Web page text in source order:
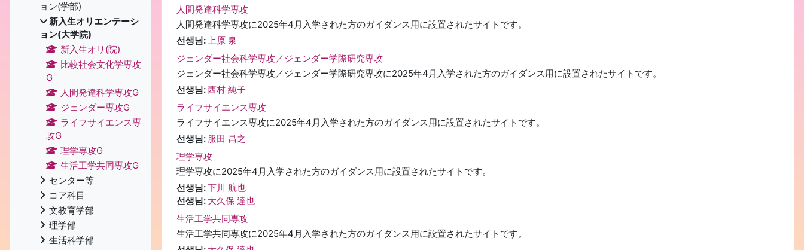
人間発達科学専攻
人間発達科学専攻に2025年4月入学された方のガイダンス用に設置されたサイトです。
선생님: 上原 泉
ジェンダー社会科学専攻／ジェンダー学際研究専攻
ジェンダー社会科学専攻／ジェンダー学際研究専攻に2025年4月入学された方のガイダンス用に設置されたサイトです。
선생님:西村 純子
ライフサイエンス専攻
ライフサイエンス専攻に2025年4月入学された方のガイダンス用に設置されたサイトです。
선생님: 服田 昌之
理学専攻
理学専攻に2025年4月入学された方のガイダンス用に設置されたサイトです。
선생님:下川 航也
선생님: 大久保 達也
生活工学共同専攻
生活工学共同専攻に2025年4月入学された方のガイダンス用に設置されたサイトです。
ョン(学部)
新入生オリエンテーシ
ョン(大学院)
新入生オリ(院)
比較社会文化学専攻
G
人間発達科学専攻G
ジェンダー専攻G
ライフサイエンス専
攻G
理学専攻G
生活工学共同専攻G
センター等
コア科目
文教育学部
理学部
生活科学部